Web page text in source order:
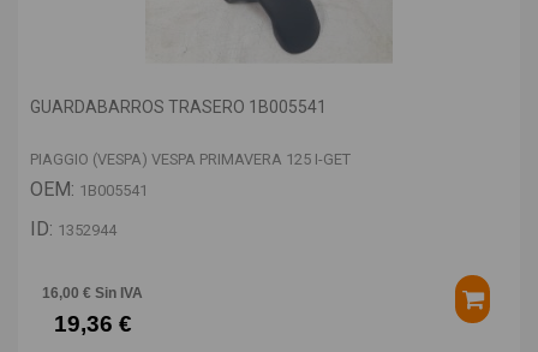
GUARDABARROS TRASERO 1B005541
PIAGGIO (VESPA) VESPA PRIMAVERA 125 I-GET
OEM: 1B005541
ID: 1352944
16,00 € Sin IVA
19,36 €